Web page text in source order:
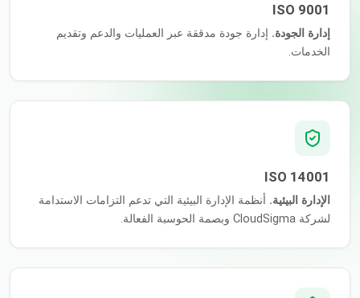
ISO 9001
إدارة الجودة. إدارة جودة مدققة عبر العمليات والدعم وتقديم
الخدمات.
ISO 14001
الإدارة البيئية. أنظمة الإدارة البيئية التي تدعم التزامات الاستدامة
لشركة CloudSigma وبصمة الحوسبة الفعالة.